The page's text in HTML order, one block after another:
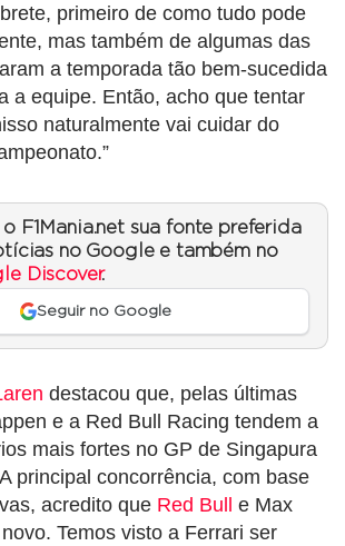
primeiro de como tudo pode
mas também de algumas das
a temporada tão bem-sucedida
a equipe. Então, acho que tentar
naturalmente vai cuidar do
o F1Mania.net sua fonte preferida
no Google e também no
Discover.
Seguir no Google
destacou que, pelas últimas
e a Red Bull Racing tendem a
mais fortes no GP de Singapura
principal concorrência, com base
acredito que Red Bull
e Max
Temos visto a Ferrari ser